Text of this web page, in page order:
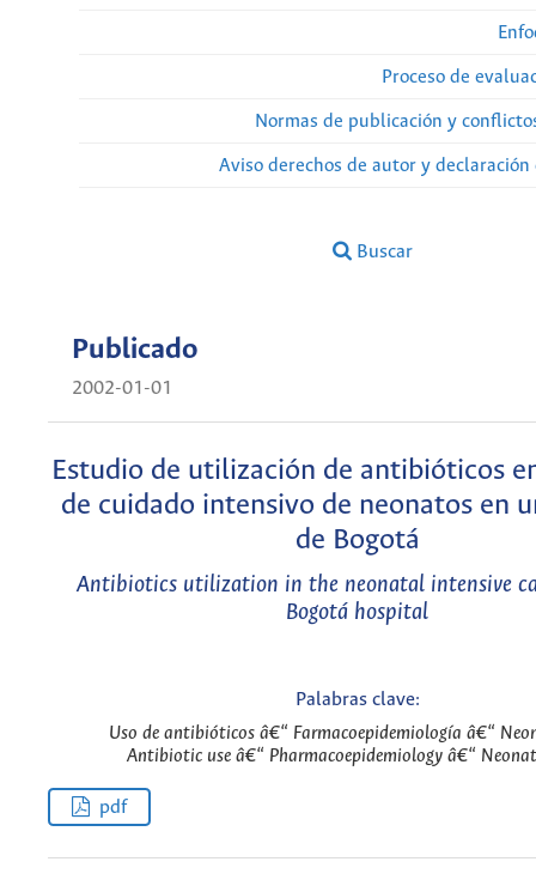
Proceso de
Normas de publicación y
Aviso derechos de autor y
Buscar
Publicado
2002-01-01
Estudio de utilización de antibióticos
de cuidado intensivo de neonatos en
de Bogotá
Antibiotics utilization in the neonatal intensive
Bogotá hospital
Palabras clave:
Uso de antibióticos â€“ Farmacoepidemiología â€“
Antibiotic use â€“ Pharmacoepidemiology â€“
pdf